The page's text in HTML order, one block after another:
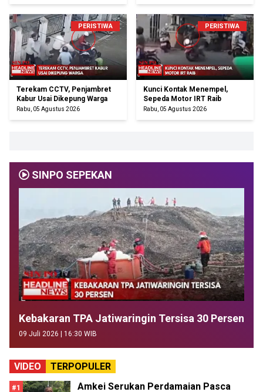
PERISTIWA
Terekam CCTV, Penjambret
Kabur Usai Dikepung Warga
Rabu, 05 Agustus 2026
PERISTIWA
Kunci Kontak Menempel,
Sepeda Motor IRT Raib
Rabu, 05 Agustus 2026
SINPO SEPEKAN
Kebakaran TPA Jatiwaringin Tersisa 30 Persen
09 Juli 2026 | 16:30 WIB
VIDEO TERPOPULER
#1
Amkei Serukan Perdamaian Pasca